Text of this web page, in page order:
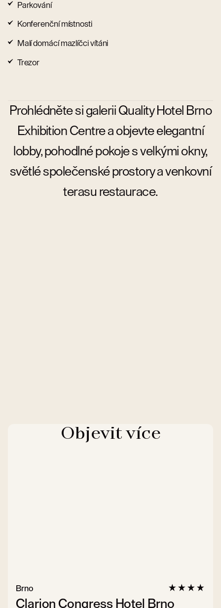
Parkování
Konferenční místnosti
Malí domácí mazlíčci vítáni
Trezor
Prohlédněte si galerii Quality Hotel Brno
Exhibition Centre a objevte elegantní
lobby, pohodlné pokoje s velkými okny,
světlé společenské prostory a venkovní
terasu restaurace.
Objevit více
Clarion Congress Hotel Brno
Brno